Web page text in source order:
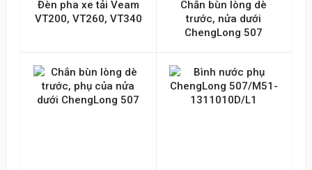
Đèn pha xe tải Veam
VT200, VT260, VT340
Chắn bùn lòng dè
trước, nửa dưới
ChengLong 507